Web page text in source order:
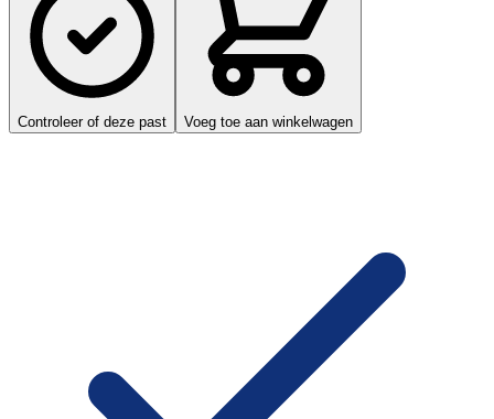
Controleer of deze past Voeg toe aan winkelwagen